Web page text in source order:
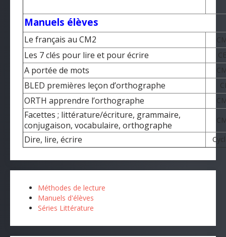
Manuels élèves
Le français au CM2
Les 7 clés pour lire et pour écrire
A portée de mots
BLED premières leçon d’orthographe
ORTH apprendre l’orthographe
Facettes ; littérature/écriture, grammaire,
conjugaison, vocabulaire, orthographe
Dire, lire, écrire
Méthodes de lecture
Manuels d'élèves
Séries Littérature